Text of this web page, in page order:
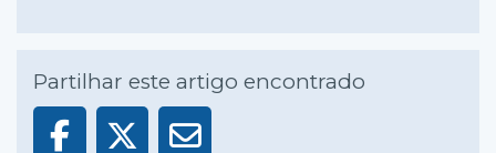
Partilhar este artigo encontrado